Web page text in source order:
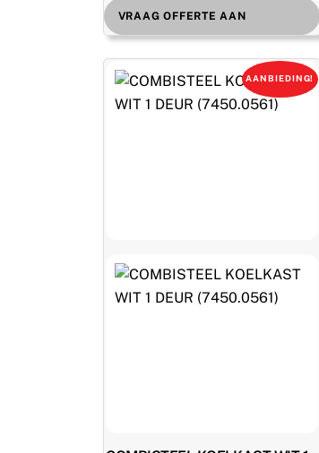
prijs
was:
€ 1.092,00.
prijs
is:
€ 786,00.
951,06 incl. BTW
VRAAG OFFERTE AAN
AANBIEDING!